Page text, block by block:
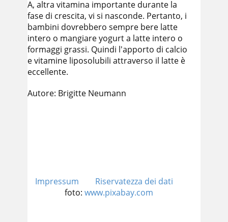
A, altra vitamina importante durante la
fase di crescita, vi si nasconde. Pertanto, i
bambini dovrebbero sempre bere latte
intero o mangiare yogurt a latte intero o
formaggi grassi. Quindi l'apporto di calcio
e vitamine liposolubili attraverso il latte è
eccellente.
Autore: Brigitte Neumann
Impressum
Riservatezza dei dati
foto: www.pixabay.com